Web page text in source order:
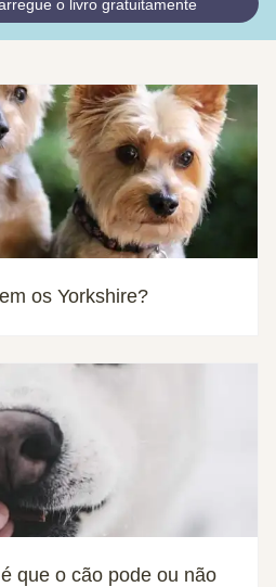
o livro gratuitamente
os Yorkshire?
que o cão pode ou não